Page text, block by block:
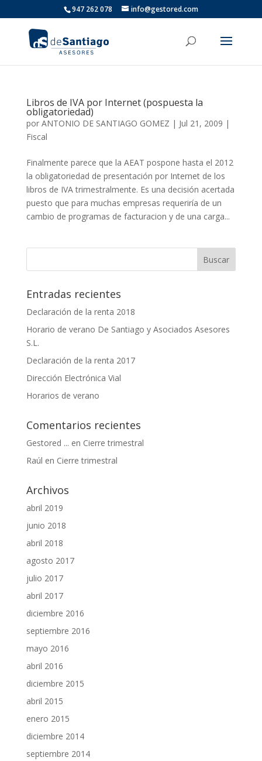
947 262 078 info@gestored.com
Libros de IVA por Internet (pospuesta la
obligatoriedad)
por ANTONIO DE SANTIAGO GOMEZ | Jul 21, 2009 |
Fiscal
Finalmente parece que la AEAT pospone hasta el 2012
la obligatoriedad de presentación por Internet de los
libros de IVA trimestralmente. Es una decisión acertada
puesto que para muchas empresas requeriría de un
cambio de programas de facturacion y de una carga...
Entradas recientes
Declaración de la renta 2018
Horario de verano De Santiago y Asociados Asesores
S.L.
Declaración de la renta 2017
Dirección Electrónica Vial
Horarios de verano
Comentarios recientes
Gestored ... en Cierre trimestral
Raúl en Cierre trimestral
Archivos
abril 2019
junio 2018
abril 2018
agosto 2017
julio 2017
abril 2017
diciembre 2016
septiembre 2016
mayo 2016
abril 2016
diciembre 2015
abril 2015
enero 2015
diciembre 2014
septiembre 2014